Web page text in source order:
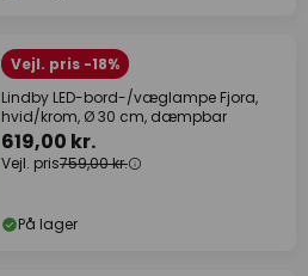
Vejl. pris -18%
Lindby LED-bord-/væglampe Fjora,
hvid/krom, Ø 30 cm, dæmpbar
619,00 kr.
Vejl. pris759,00 kr.
På lager